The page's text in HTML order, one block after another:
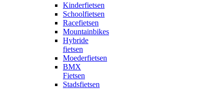
Kinderfietsen
Schoolfietsen
Racefietsen
Mountainbikes
Hybride
fietsen
Moederfietsen
BMX
Fietsen
Stadsfietsen